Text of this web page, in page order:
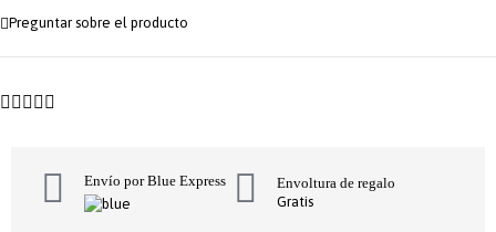
Preguntar sobre el producto
Envío por Blue Express
Envoltura de regalo
Gratis